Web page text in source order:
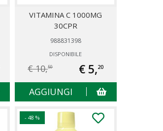
VITAMINA C 1000MG
30CPR
988831398
DISPONIBILE
€ 10,50 € 5,20
AGGIUNGI
- 48 %